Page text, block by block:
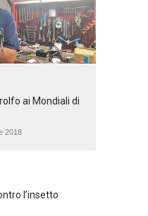
ai Mondiali di
2018
l’insetto